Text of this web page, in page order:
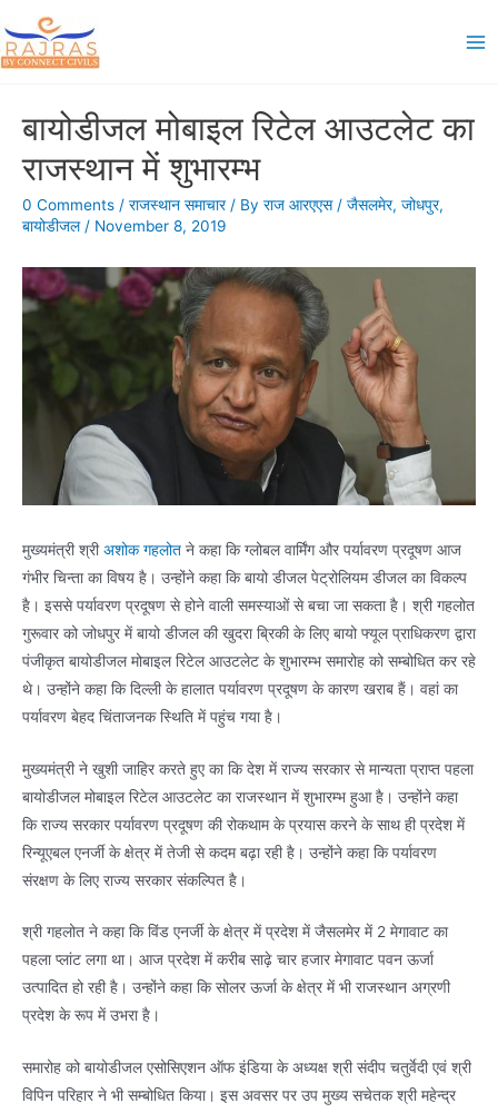
to
content
बायोडीजल मोबाइल रिटेल आउटलेट का
राजस्थान में शुभारम्भ
0 Comments / राजस्थान समाचार/ By राज आरएएस / जैसलमेर, जोधपुर,
बायोडीजल/ November 8, 2019
मुख्यमंत्री श्रीअशोक गहलोत ने कहा कि ग्लोबल वार्मिंग और पर्यावरण प्रदूषण आज
गंभीर चिन्ता का विषय है। उन्होंने कहा कि बायो डीजल पेट्रोलियम डीजल का विकल्प
है। इससे पर्यावरण प्रदूषण से होने वाली समस्याओं से बचा जा सकता है। श्री गहलोत
गुरूवार को जोधपुर में बायो डीजल की खुदरा ब्रिकी के लिए बायो फ्यूल प्राधिकरण द्वारा
पंजीकृत बायोडीजल मोबाइल रिटेल आउटलेट के शुभारम्भ समारोह को सम्बोधित कर रहे
थे। उन्होंने कहा कि दिल्ली के हालात पर्यावरण प्रदूषण के कारण खराब हैं। वहां का
पर्यावरण बेहद चिंताजनक स्थिति में पहुंच गया है।
मुख्यमंत्री ने खुशी जाहिर करते हुए का कि देश में राज्य सरकार से मान्यता प्राप्त पहला
बायोडीजल मोबाइल रिटेल आउटलेट का राजस्थान में शुभारम्भ हुआ है। उन्होंने कहा
कि राज्य सरकार पर्यावरण प्रदूषण की रोकथाम के प्रयास करने के साथ ही प्रदेश में
रिन्यूएबल एनर्जी के क्षेत्र में तेजी से कदम बढ़ा रही है। उन्होंने कहा कि पर्यावरण
संरक्षण के लिए राज्य सरकार संकल्पित है।
श्री गहलोत ने कहा कि विंड एनर्जी के क्षेत्र में प्रदेश में जैसलमेर में 2 मेगावाट का
पहला प्लांट लगा था। आज प्रदेश में करीब साढ़े चार हजार मेगावाट पवन ऊर्जा
उत्पादित हो रही है। उन्होंने कहा कि सोलर ऊर्जा के क्षेत्र में भी राजस्थान अग्रणी
प्रदेश के रूप में उभरा है।
समारोह को बायोडीजल एसोसिएशन ऑफ इंडिया के अध्यक्ष श्री संदीप चतुर्वेदी एवं श्री
विपिन परिहार ने भी सम्बोधित किया। इस अवसर पर उप मुख्य सचेतक श्री महेन्द्र